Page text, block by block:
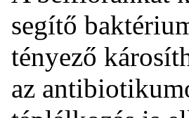
segítő
tényező
az